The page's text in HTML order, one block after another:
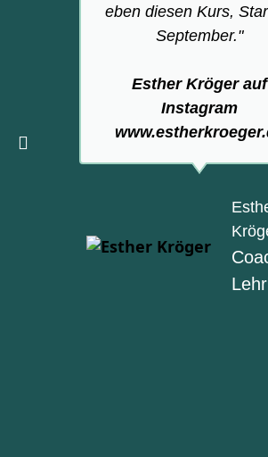
eben diesen Kurs,
September."
Esther Kröger auf
Instagram